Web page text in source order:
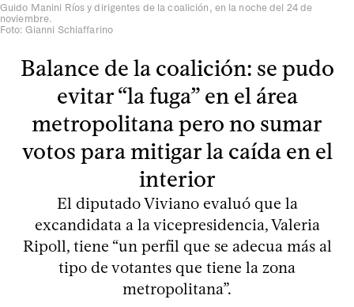
Guido Manini Ríos y dirigentes de la coalición, en la noche del 24 de
noviembre.
Foto: Gianni Schiaffarino
Balance de la coalición: se pudo
evitar “la fuga” en el área
metropolitana pero no sumar
votos para mitigar la caída en el
interior
El diputado Viviano evaluó que la
excandidata a la vicepresidencia, Valeria
Ripoll, tiene “un perfil que se adecua más al
tipo de votantes que tiene la zona
metropolitana”.